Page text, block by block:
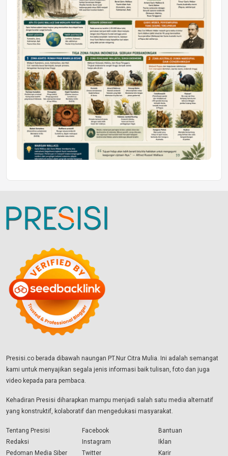
Presisi.co berada dibawah naungan PT.Nur Citra Mulia. Ini adalah semangat
kami untuk menyajikan segala jenis informasi baik tulisan, foto dan juga
video kepada para pembaca.
Kehadiran Presisi diharapkan mampu menjadi salah satu media alternatif
yang konstruktif, kolaboratif dan mengedukasi masyarakat.
Tentang Presisi
Redaksi
Pedoman Media Siber
Facebook
Instagram
Twitter
Bantuan
Iklan
Karir